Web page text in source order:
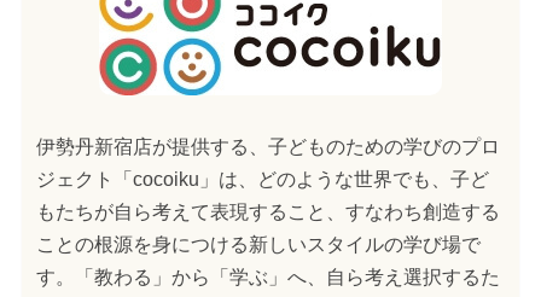
伊勢丹新宿店が提供する、子どものための学びのプロ
ジェクト「cocoiku」は、どのような世界でも、子ど
もたちが自ら考えて表現すること、すなわち創造する
ことの根源を身につける新しいスタイルの学び場で
す。「教わる」から「学ぶ」へ、自ら考え選択するた